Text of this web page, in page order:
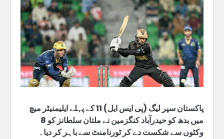
پاکستان سپر لیگ (پی ایس ایل) 11 کے پہلے ایلیمنیٹر میچ
میں بدھ کو حیدرآباد کنگزمین نے ملتان سلطانز کو 8
وکٹوں سے شکست دے کر ٹورنامنٹ سے باہر کر دیا۔